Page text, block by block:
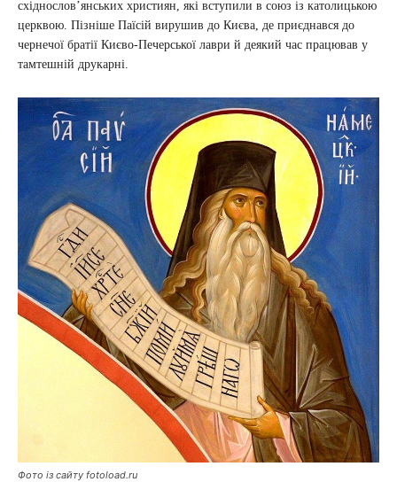
східнослов’янських християн, які вступили в союз із католицькою
церквою. Пізніше Паїсій вирушив до Києва, де приєднався до
чернечої братії Києво-Печерської лаври й деякий час працював у
тамтешній друкарні.
Фото із сайту fotoload.ru